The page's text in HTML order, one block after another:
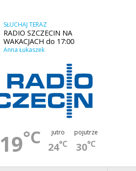
SŁUCHAJ TERAZ
RADIO SZCZECIN NA
WAKACJACH do 17:00
Anna Łukaszek
19°C jutro
24°C
pojutrze
30°C